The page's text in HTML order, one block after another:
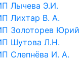
Лычева Э.И.
Лихтар В. А.
Шутова Л.Н.
Слепнёва И. А.